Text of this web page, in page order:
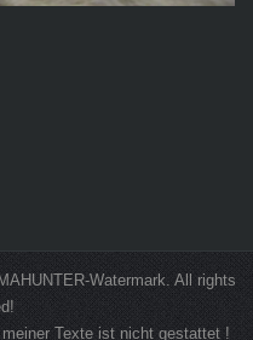
Watermark. All rights
Texte ist nicht gestattet !